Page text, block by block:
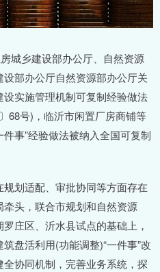
乡建设部办公厅、自然资源
部办公厅自然资源部办公厅关
实施管理机制可复制经验做法
68号)，临沂市闲置厂房商铺等
事”经验做法被纳入全国可复制
划适配、审批协同等方面存在
头，联合市规划和自然资源
庄区、沂水县试点的基础上，
盘活利用(功能调整)“一件事”改
协同机制，完善业务系统，探